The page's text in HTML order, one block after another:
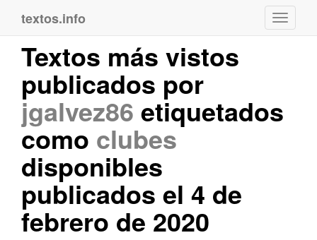
textos.info
Textos más vistos
publicados por
jgalvez86 etiquetados
como clubes
disponibles
publicados el 4 de
febrero de 2020